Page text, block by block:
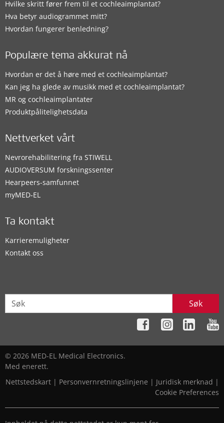
Hvilke skritt fører frem til et cochleaimplantat?
Hva betyr audiogrammet mitt?
Hvordan fungerer benledning?
Populære tema akkurat nå
Hvordan er det å høre med et cochleaimplantat?
Kan jeg ha glede av musikk med et cochleaimplantat?
MR og cochleaimplantater
Produktpålitelighetsdata
Nettverket vårt
Nevrorehabilitering fra STIWELL
AUDIOVERSUM forskningssenter
Hearpeers-samfunnet
myMED‑EL
Ta kontakt
Karrieremuligheter
Kontakt oss
Søk
© 2026 MED-EL Medical Electronics.
Med enerett.
Nettstedskart | Personvernretningslinjene | Juridisk merknad |
Cookie Preferences